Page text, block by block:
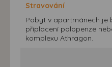
Stravování
Pobyt v apartmánech je
připlacení polopenze
komplexu Athragon.